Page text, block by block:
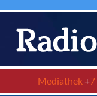
Mediathek+7